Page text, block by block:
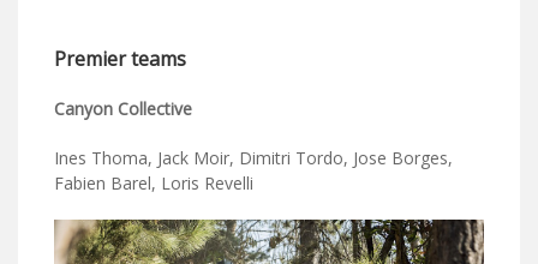
Premier teams
Canyon Collective
Ines Thoma, Jack Moir, Dimitri Tordo, Jose Borges,
Fabien Barel, Loris Revelli